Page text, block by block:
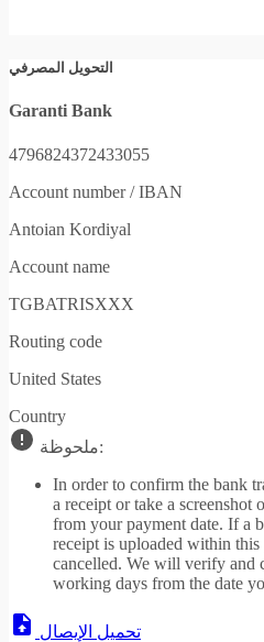
التحويل المصرفي
Garanti Bank
4796824372433055
Account number / IBAN
Antoian Kordiyal
Account name
TGBATRISXXX
Routing code
United States
Country
ملحوظة:
In order to confirm the bank
a receipt or take a
from your payment date. If a
receipt is uploaded within
cancelled. We will verify and
working days from the date
تحميل الإيصال